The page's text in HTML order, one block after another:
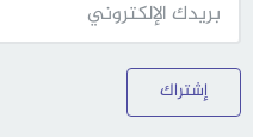
إشتراك